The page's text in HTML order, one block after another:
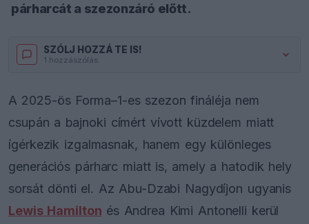
párharcát a szezonzáró előtt.
SZÓLJ HOZZÁ TE IS!
1 hozzászólás.
A 2025-ös Forma–1-es szezon fináléja nem
csupán a bajnoki címért vívott küzdelem miatt
ígérkezik izgalmasnak, hanem egy különleges
generációs párharc miatt is, amely a hatodik hely
sorsát dönti el. Az Abu-Dzabi Nagydíjon ugyanis
Lewis Hamilton és Andrea Kimi Antonelli kerül